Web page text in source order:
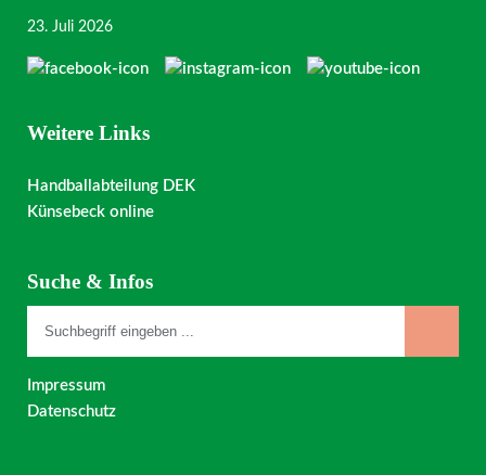
23. Juli 2026
Weitere Links
Handballabteilung DEK
Künsebeck online
Suche & Infos
Impressum
Datenschutz